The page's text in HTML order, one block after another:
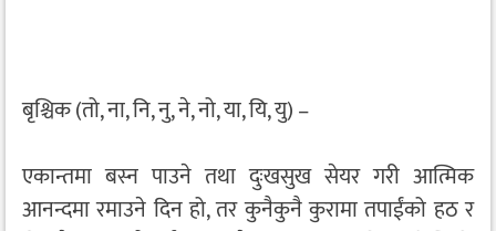
बृश्चिक (तो, ना, नि, नु, ने, नो, या, यि, यु) –
एकान्तमा बस्न पाउने तथा दुःखसुख सेयर गरी आत्मिक
आनन्दमा रमाउने दिन हो, तर कुनैकुनै कुरामा तपाईंको हठ र